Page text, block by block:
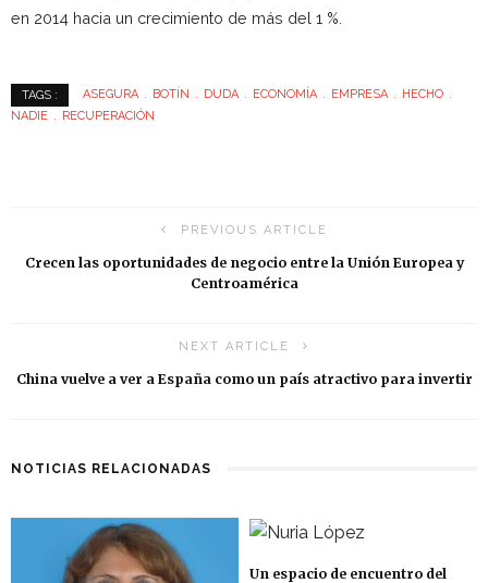
en 2014 hacia un crecimiento de más del 1 %.
TAGS : ASEGURA BOTÍN DUDA ECONOMÍA EMPRESA
HECHO
NADIE
RECUPERACIÓN
PREVIOUS ARTICLE
Crecen las oportunidades de negocio entre la Unión Europea y
Centroamérica
NEXT ARTICLE
China vuelve a ver a España como un país atractivo para invertir
NOTICIAS RELACIONADAS
Un espacio de encuentro del